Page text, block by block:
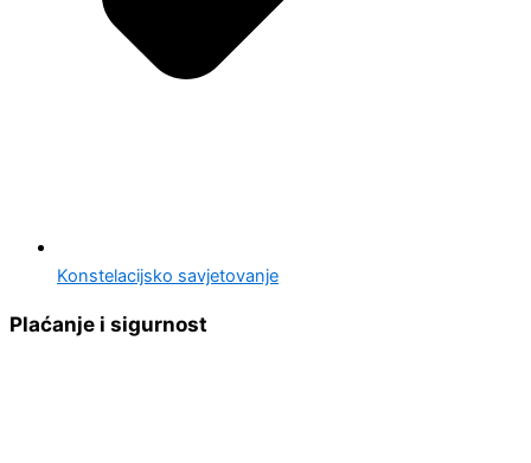
Konstelacijsko savjetovanje
Plaćanje i sigurnost